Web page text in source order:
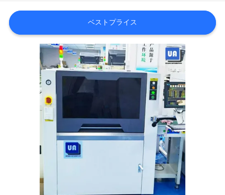
行
ベストプライス